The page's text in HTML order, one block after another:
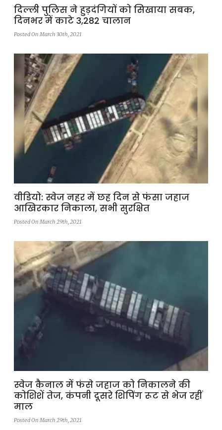
दिल्ली पुलिस ने हुड़दंगियों को सिखाया सबक,
दिनभर में काटे 3,282 चालान
Posted On March 30th, 2021
वीडियो: स्वेज नहर में छह दिन से फंसा जहाज
आखिरकार निकाला, सभी सुरक्षित
Posted On March 29th, 2021
स्वेज कैनाल में फंसे जहाज को निकालने की
कोशिशें तेज, कंपनी दूसरे शिपिंग रूट से भेज रहीं
माल
Posted On March 29th, 2021